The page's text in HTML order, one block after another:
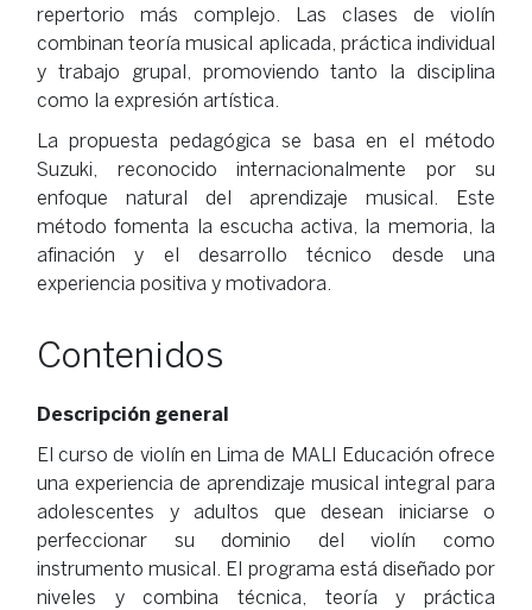
repertorio más complejo. Las clases de violín
combinan teoría musical aplicada, práctica individual
y trabajo grupal, promoviendo tanto la disciplina
como la expresión artística.
La propuesta pedagógica se basa en el método
Suzuki, reconocido internacionalmente por su
enfoque natural del aprendizaje musical. Este
método fomenta la escucha activa, la memoria, la
afinación y el desarrollo técnico desde una
experiencia positiva y motivadora.
Contenidos
Descripción general
El curso de violín en Lima de MALI Educación ofrece
una experiencia de aprendizaje musical integral para
adolescentes y adultos que desean iniciarse o
perfeccionar su dominio del violín como
instrumento musical. El programa está diseñado por
niveles y combina técnica, teoría y práctica